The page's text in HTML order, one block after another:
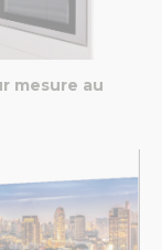
mesure au